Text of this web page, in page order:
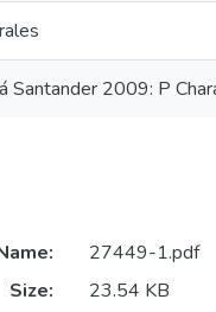
Santander 2009: P
27449-1.pdf
Size:
23.54 KB